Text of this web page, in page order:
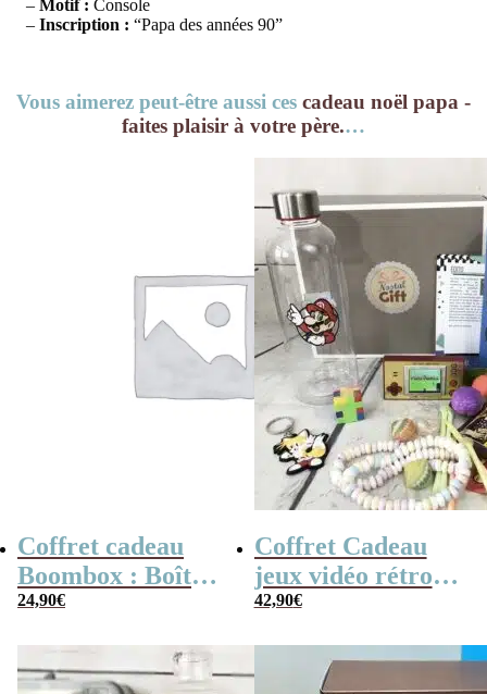
– Motif : Console
– Inscription : “Papa des années 90”
Vous aimerez peut-être aussi ces cadeau noël papa -
faites plaisir à votre père.…
Coffret cadeau
Boombox : Boîte
bonbons des
Coffret bonbon
24,90€
Coffret Cadeau
jeux vidéo rétro
(avec sa console de
42,90€